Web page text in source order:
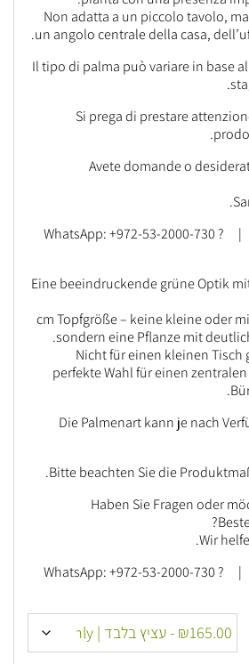
Non adatta a un piccolo tavolo,
un angolo centrale della casa,
Il tipo di palma può variare in base
Si prega di prestare
Avete domande o
Eine beeindruckende grüne Optik
24 cm Topfgröße – keine kleine oder
sondern eine Pflanze mit
Nicht für einen kleinen
perfekte Wahl für einen
Die Palmenart kann je nach
Bitte beachten Sie die
Haben Sie Fragen oder
Wir